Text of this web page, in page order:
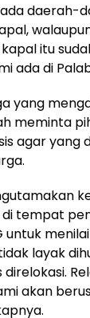
daerah-
itu
ada di
yang
meminta
agar yang
tempat
untuk
layak
akan